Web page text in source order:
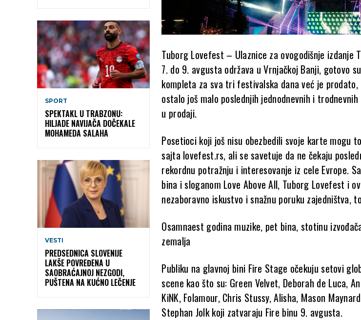
SPORT
SPEKTAKL U TRABZONU:
HILJADE NAVIJAČA DOČEKALE
MOHAMEDA SALAHA
VESTI
PREDSEDNICA SLOVENIJE
LAKŠE POVREĐENA U
SAOBRAĆAJNOJ NEZGODI,
PUŠTENA NA KUĆNO LEČENJE
Tuborg Lovefest – Ulaznice za ovogodišnje izdanje
7. do 9. avgusta održava u Vrnjačkoj Banji, gotovo
kompleta za sva tri festivalska dana već je
ostalo još malo poslednjih jednodnevnih i
u prodaji.
Posetioci koji još nisu obezbedili svoje karte mogu
sajta lovefest.rs, ali se savetuje da ne čekaju
rekordnu potražnju i interesovanje iz cele Evrope.
bina i sloganom Love Above All, Tuborg Lovefest i
nezaboravno iskustvo i snažnu poruku zajedništva,
Osamnaest godina muzike, pet bina, stotinu
zemalja
Publiku na glavnoj bini Fire Stage očekuju setovi
scene kao što su: Green Velvet, Deborah de Luca,
KiNK, Folamour, Chris Stussy, Alisha, Mason
Stephan Jolk koji zatvaraju Fire binu 9. avgusta.